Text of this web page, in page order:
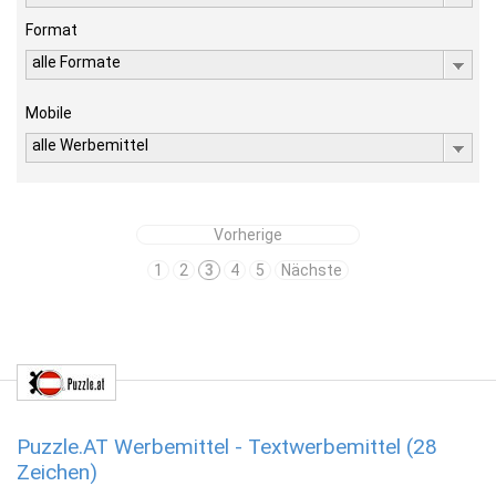
Format
alle Formate
Mobile
alle Werbemittel
Vorherige
1
2 3 4 5 Nächste
Puzzle.AT Werbemittel - Textwerbemittel (28
Zeichen)